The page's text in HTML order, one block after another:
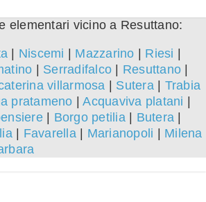
elementari vicino a Resuttano:
Niscemi Mazzarino Riesi
Serradifalco Resuttano
villarmosa Sutera| Trabia
pratameno |Acquaviva platani
| Borgo petilia| Butera
| Favarella| Marianopoli
Milena